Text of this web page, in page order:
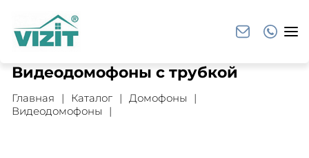
Видеодомофоны с трубкой
Главная Каталог
Домофоны
Видеодомофоны